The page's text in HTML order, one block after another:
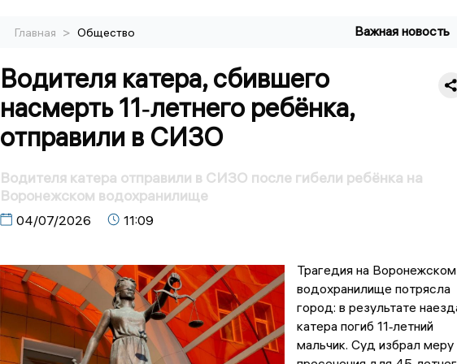
Главная > Общество Важная новость
Водителя катера, сбившего
насмерть 11‑летнего ребёнка,
отправили в СИЗО
Водителя катера отправили в СИЗО после гибели ребёнка на
Воронежском водохранилище
04/07/2026 11:09
Трагедия на Воронежском
водохранилище потрясла
город: в результате
катера погиб 11‑летний
мальчик. Суд избрал меру